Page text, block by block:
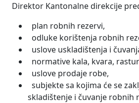
Direktor Kantonalne direkcije
plan robnih rezervi,
odluke korištenja robnih
uslove uskladištenja i
normative kala, kvara,
uslove prodaje robe,
subjekte sa kojima će se
skladištenje i čuvanje robnih